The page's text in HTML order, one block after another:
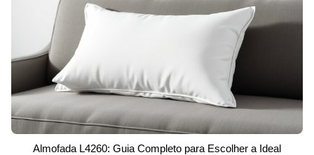
Almofada L4260: Guia Completo para Escolher a Ideal